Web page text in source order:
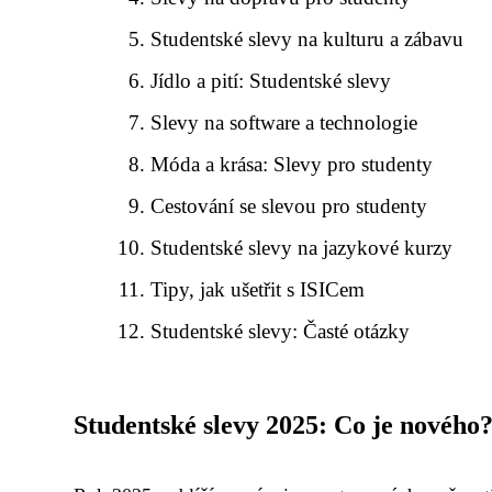
Studentské slevy na kulturu a zábavu
Jídlo a pití: Studentské slevy
Slevy na software a technologie
Móda a krása: Slevy pro studenty
Cestování se slevou pro studenty
Studentské slevy na jazykové kurzy
Tipy, jak ušetřit s ISICem
Studentské slevy: Časté otázky
Studentské slevy 2025: Co je nového?